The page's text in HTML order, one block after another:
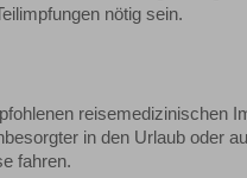
nötig sein.
reisemedizinischen
in den Urlaub oder
fahren.